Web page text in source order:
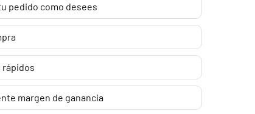
pedido como desees
rápidos
margen de ganancia